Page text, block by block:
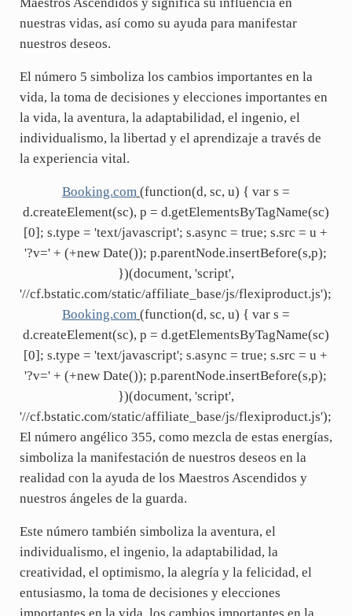
Maestros Ascendidos y significa su influencia en
nuestras vidas, así como su ayuda para manifestar
nuestros deseos.
El número 5 simboliza los cambios importantes en la
vida, la toma de decisiones y elecciones importantes en
la vida, la aventura, la adaptabilidad, el ingenio, el
individualismo, la libertad y el aprendizaje a través de
la experiencia vital.
Booking.com (function(d, sc, u) { var s =
d.createElement(sc), p = d.getElementsByTagName(sc)
[0]; s.type = 'text/javascript'; s.async = true; s.src = u +
'?v=' + (+new Date()); p.parentNode.insertBefore(s,p);
})(document, 'script',
'//cf.bstatic.com/static/affiliate_base/js/flexiproduct.js');
Booking.com (function(d, sc, u) { var s =
d.createElement(sc), p = d.getElementsByTagName(sc)
[0]; s.type = 'text/javascript'; s.async = true; s.src = u +
'?v=' + (+new Date()); p.parentNode.insertBefore(s,p);
})(document, 'script',
'//cf.bstatic.com/static/affiliate_base/js/flexiproduct.js');
El número angélico 355, como mezcla de estas energías,
simboliza la manifestación de nuestros deseos en la
realidad con la ayuda de los Maestros Ascendidos y
nuestros ángeles de la guarda.
Este número también simboliza la aventura, el
individualismo, el ingenio, la adaptabilidad, la
creatividad, el optimismo, la alegría y la felicidad, el
entusiasmo, la toma de decisiones y elecciones